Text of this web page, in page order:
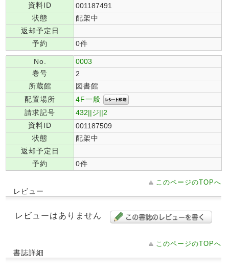
資料ID
001187491
状態
配架中
返却予定日
予約
0件
No.
0003
巻号
2
所蔵館
図書館
配置場所
4F一般
請求記号
432||ジ||2
資料ID
001187509
状態
配架中
返却予定日
予約
0件
このページのTOPへ
レビュー
レビューはありません
このページのTOPへ
書誌詳細